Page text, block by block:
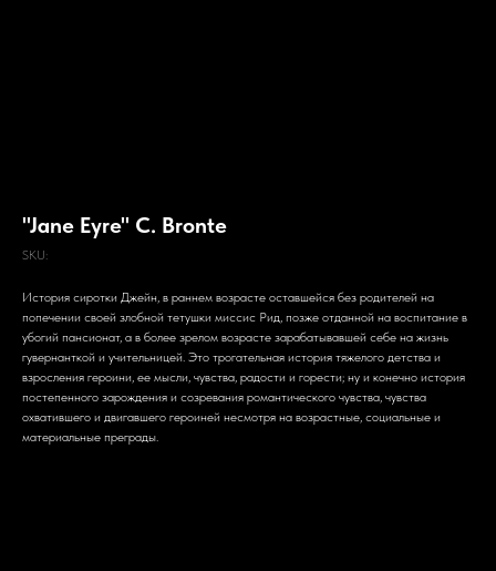
"Jane Eyre" C. Brontе
SKU:
История сиротки Джейн, в раннем возрасте оставшейся без родителей на
попечении своей злобной тетушки миссис Рид, позже отданной на воспитание в
убогий пансионат, а в более зрелом возрасте зарабатывавшей себе на жизнь
гувернанткой и учительницей. Это трогательная история тяжелого детства и
взросления героини, ее мысли, чувства, радости и горести; ну и конечно история
постепенного зарождения и созревания романтического чувства, чувства
охватившего и двигавшего героиней несмотря на возрастные, социальные и
материальные преграды.